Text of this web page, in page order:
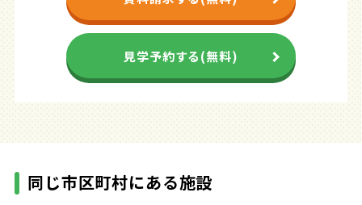
見学予約する(無料)
同じ市区町村にある施設